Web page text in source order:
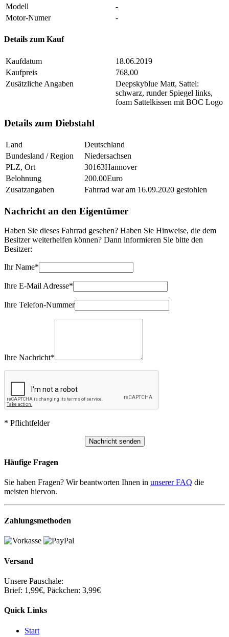
Modell
-
Motor-Numer
-
Details zum Kauf
Kaufdatum
18.06.2019
Kaufpreis
768,00
Zusätzliche Angaben
Deepskyblue Matt, Sattel:
schwarz, runder Spiegel links,
foam Sattelkissen mit BOC Logo
Details zum Diebstahl
Land
Deutschland
Bundesland / Region
Niedersachsen
PLZ, Ort
30163Hannover
Belohnung
200.00Euro
Zusatzangaben
Fahrrad war am 16.09.2020 gestohlen
Nachricht an den Eigentümer
Haben Sie dieses Fahrrad gesehen? Haben Sie Hinweise, die dem
Besitzer weiterhelfen können? Dann informieren Sie bitte den
Besitzer:
Ihr Name*
Ihre E-Mail Adresse*
Ihre Telefon-Nummer
Ihre Nachricht*
* Pflichtfelder
Häufige Fragen
Sie haben Fragen? Wir beantworten Ihnen in unserer FAQ die
meisten hiervon.
Zahlungsmethoden
Versand
Unsere Pauschale:
Brief: 1,99€, Päckchen: 3,99€
Quick Links
Start